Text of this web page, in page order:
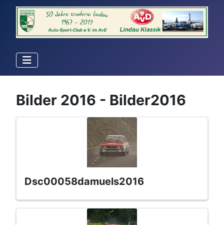
Bilder 2016 - Bilder2016
dsc00058damuels2016